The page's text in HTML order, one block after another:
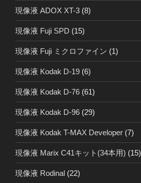
現像液 ADOX XT-3 (8)
現像液 Fuji SPD (15)
現像液 Fuji ミクロファイン (1)
現像液 Kodak D-19 (6)
現像液 Kodak D-76 (61)
現像液 Kodak D-96 (29)
現像液 Kodak T-MAX Developer (7)
現像液 Marix C41キット(34本用) (15)
現像液 Rodinal (22)